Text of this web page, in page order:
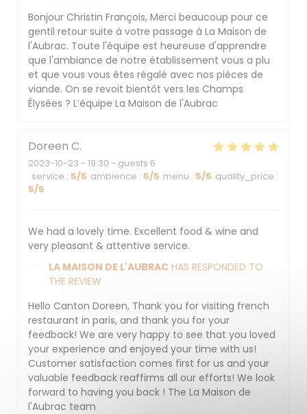
Bonjour Christin François, Merci beaucoup pour ce
gentil retour suite à votre passage à La Maison de
l'Aubrac. Toute l'équipe est heureuse d'apprendre
que l'ambiance de notre établissement vous a plu
et que vous vous êtes régalé avec nos pièces de
viande. On se revoit bientôt vers les Champs
Élysées ? L’équipe La Maison de l'Aubrac
Doreen C
2023-10-23 - 19:30 - guests 6
service : 5/5 ambience : 5/5 menu : 5/5 quality_price :
5/5
We had a lovely time. Excellent food & wine and
very pleasant & attentive service.
LA MAISON DE L'AUBRAC HAS RESPONDED TO
THE REVIEW
Hello Canton Doreen, Thank you for visiting french
restaurant in paris, and thank you for your
feedback! We are very happy to see that you loved
your experience and enjoyed your time with us!
Customer satisfaction comes first for us and your
valuable feedback reaffirms all our efforts! We look
forward to having you back ! The La Maison de
l'Aubrac team